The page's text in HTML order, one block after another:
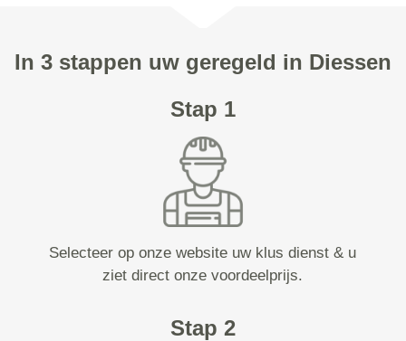
In 3 stappen uw geregeld in Diessen
Stap 1
Selecteer op onze website uw klus dienst & u
ziet direct onze voordeelprijs.
Stap 2